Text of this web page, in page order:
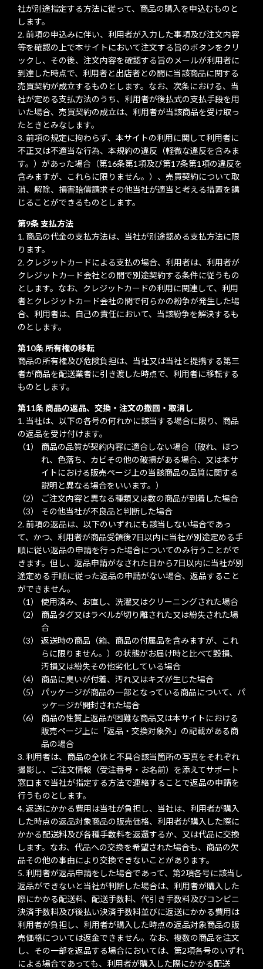
社が別途指定する方法に従って、商品の購入を申込むものと
します。
前項の申込みに伴い、利用者が入力した事項及び注文内容
等を確認の上で本サイトにおいて注文する旨のボタンをクリ
ックし、その後、注文内容を確認する旨のメールが利用者に
到達した時点で、利用者と出店者との間に当該商品に関する
売買契約が成立するものとします。なお、次条における、当
社が定める支払方法のうち、利用者が後払式の支払手段を用
いた場合、売買契約の成立は、利用者が当該商品を受け取っ
たときとみなします。
前項の規定に拘わらず、本サイトの利用に関して利用者に
不正又は不適当な行為、本規約の違反（軽微な違反を含みま
す。）があった場合（第16条第1項及び第17条第1項の違反を
含みますが、これらに限りません。）、売買契約について取
消、解除、損害賠償請求その他当社が適当と考える措置を講
じることができるものとします。
第9条 支払方法
商品の代金の支払方法は、当社が別途認める支払方法に限
ります。
クレジットカードによる支払の場合、利用者は、利用者が
クレジットカード会社との間で別途契約する条件に従うもの
とします。なお、クレジットカードの利用に関連して、利用
者とクレジットカード会社の間で何らかの紛争が発生した場
合、利用者は、自己の責任において、当該紛争を解決するも
のとします。
第10条 所有権の移転
商品の所有権及び危険負担は、当社又は当社と提携する第三
者が商品を配送業者に引き渡した時点で、利用者に移転する
ものとします。
第11条 商品の返品、交換・注文の撤回・取消し
当社は、以下の各号の何れかに該当する場合に限り、商品
の返品を受け付けます。
商品の品質が契約内容に適合しない場合（破れ、ほつ
れ、色落ち、カビその他の破損がある場合、又は本サ
イトにおける販売ページ上の当該商品の品質に関する
説明と異なる場合をいいます。）
ご注文内容と異なる種類又は数の商品が到着した場合
その他当社が不良品と判断した場合
前項の返品は、以下のいずれにも該当しない場合であっ
て、かつ、利用者が商品受領後7日以内に当社が別途定める手
順に従い返品の申請を行った場合についてのみ行うことがで
きます。但し、返品申請がなされた日から7日以内に当社が別
途定める手順に従った返品の申請がない場合、返品すること
ができません。
使用済み、お直し、洗濯又はクリーニングされた場合
商品タグ又はラベルが切り離された又は紛失された場
合
返送時の商品（箱、商品の付属品を含みますが、これ
らに限りません。）の状態がお届け時と比べて毀損、
汚損又は紛失その他劣化している場合
商品に臭いが付着、汚れ又はキズが生じた場合
パッケージが商品の一部となっている商品について、パ
ッケージが開封された場合
商品の性質上返品が困難な商品又は本サイトにおける
販売ページ上に「返品・交換対象外」の記載がある商
品の場合
利用者は、商品の全体と不具合該当箇所の写真をそれぞれ
撮影し、ご注文情報（受注番号・お名前）を添えてサポート
窓口まで当社が指定する方法で連絡することで返品の申請を
行うものとします。
返送にかかる費用は当社が負担し、当社は、利用者が購入
した時点の返品対象商品の販売価格、利用者が購入した際に
かかる配送料及び各種手数料を返還するか、又は代品に交換
します。なお、代品への交換を希望された場合も、商品の欠
品その他の事由により交換できないことがあります。
利用者が返品申請をした場合であって、第2項各号に該当し
返品ができないと当社が判断した場合は、利用者が購入した
際にかかる配送料、配送手数料、代引き手数料及びコンビニ
決済手数料及び後払い決済手数料並びに返送にかかる費用は
利用者が負担し、利用者が購入した時点の返品対象商品の販
売価格については返金できません。なお、複数の商品を注文
し、その一部を返品する場合においては、第2項各号のいずれ
による場合であっても、利用者が購入した際にかかる配送